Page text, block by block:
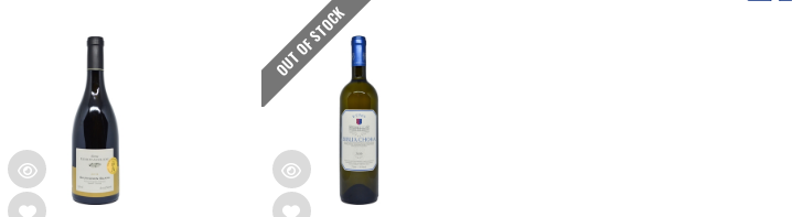
OUT OF STOCK